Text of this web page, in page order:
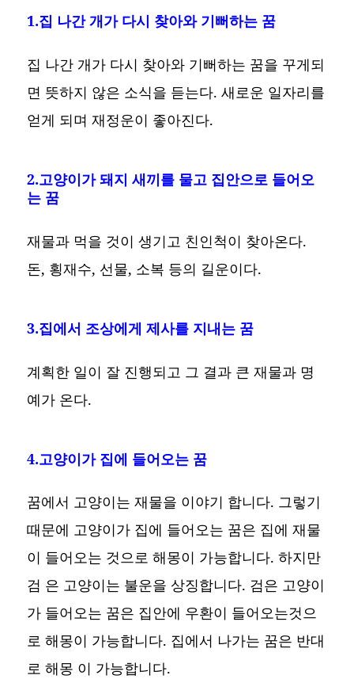
1.집 나간 개가 다시 찾아와 기뻐하는 꿈
집 나간 개가 다시 찾아와 기뻐하는 꿈을 꾸게되
면 뜻하지 않은 소식을 듣는다. 새로운 일자리를
얻게 되며 재정운이 좋아진다.
2.고양이가 돼지 새끼를 물고 집안으로 들어오
는 꿈
재물과 먹을 것이 생기고 친인척이 찾아온다.
돈, 횡재수, 선물, 소복 등의 길운이다.
3.집에서 조상에게 제사를 지내는 꿈
계획한 일이 잘 진행되고 그 결과 큰 재물과 명
예가 온다.
4.고양이가 집에 들어오는 꿈
꿈에서 고양이는 재물을 이야기 합니다. 그렇기
때문에 고양이가 집에 들어오는 꿈은 집에 재물
이 들어오는 것으로 해몽이 가능합니다. 하지만
검 은 고양이는 불운을 상징합니다. 검은 고양이
가 들어오는 꿈은 집안에 우환이 들어오는것으
로 해몽이 가능합니다. 집에서 나가는 꿈은 반대
로 해몽 이 가능합니다.